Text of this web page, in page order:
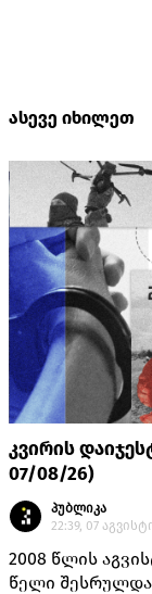
ასევე იხილეთ
კვირის
07/08/26)
პუბლიკა
22:39, 07
2008 წლის
წელი